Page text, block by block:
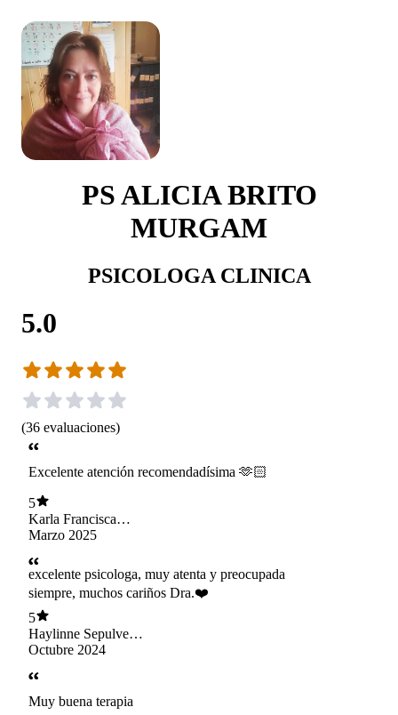
PS ALICIA BRITO
MURGAM
PSICOLOGA CLINICA
5.0
(36 evaluaciones)
Excelente atención recomendadísima 🫶🏻
5
Karla Francisca
Cerón Arredondo
Marzo 2025
excelente psicologa, muy atenta y preocupada
siempre, muchos cariños Dra.❤️
5
Haylinne Sepulveda
Alvarez
Octubre 2024
Muy buena terapia